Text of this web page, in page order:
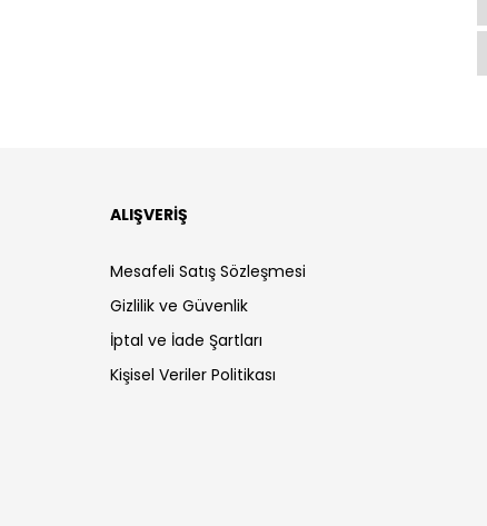
ALIŞVERİŞ
Mesafeli Satış Sözleşmesi
Gizlilik ve Güvenlik
İptal ve İade Şartları
Kişisel Veriler Politikası